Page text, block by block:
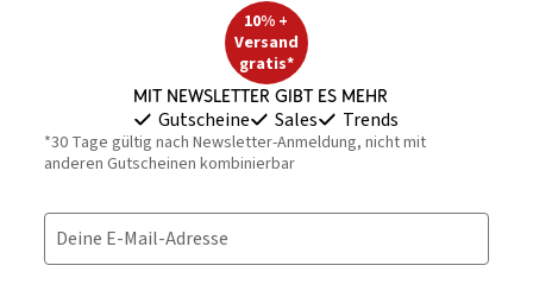
10% +
Versand
gratis*
Mit Newsletter gibt es mehr
Gutscheine Sales Trends
*30 Tage gültig nach Newsletter-Anmeldung, nicht mit
anderen Gutscheinen kombinierbar
Deine E-Mail-Adresse